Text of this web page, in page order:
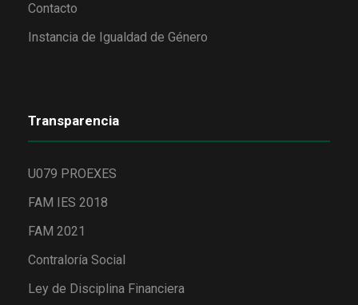
Contacto
Instancia de Igualdad de Género
Transparencia
U079 PROEXES
FAM IES 2018
FAM 2021
Contraloría Social
Ley de Disciplina Financiera